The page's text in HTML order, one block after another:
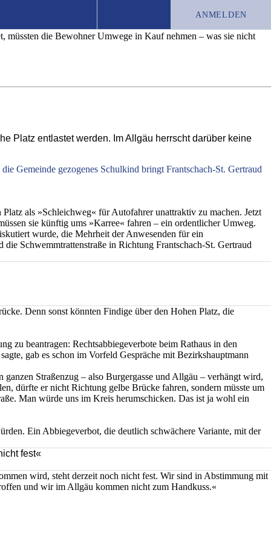
ANMELDEN
müssten die Bewohner Umwege in Kauf nehmen – was sie nicht
Platz entlastet werden. Im Allgäu herrscht darüber keine
Gemeinde gezogenes Schulkind bringt Frantschach-St. Gertraud
als »Schleichweg« für Autofahrer unattraktiv zu machen. Jetzt
sie künftig ums »Karree« fahren – ein ordentlicher Umweg.
wurde, die Mehrheit der Anwesenden für ein
Schwemmtrattenstraße in Richtung Frantschach-St. Gertraud
Denn sonst könnten Findige über den Hohen Platz, die
zu beantragen: Rechtsabbiegeverbote beim Rathaus in den
gab es schon im Vorfeld Gespräche mit Bezirkshauptmann
Straßenzug – also Burgergasse und Allgäu – verhängt wird,
dürfte er nicht Richtung gelbe Brücke fahren, sondern müsste um
Man würde uns im Kreis herumschicken. Das ist ja wohl ein
Ein Abbiegeverbot, die deutlich schwächere Variante, mit der
fest«
wird, steht derzeit noch nicht fest. Wir sind in Abstimmung mit
und wir im Allgäu kommen nicht zum Handkuss.«